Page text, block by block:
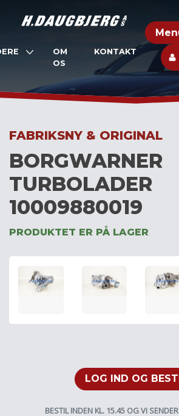
OM
OS
KONTAKT
FABRIKSNY & ORIGINAL
BORGWARNER
TURBOLADER
10009880019
PRODUKTET ER PÅ LAGER
LOG IND OG
BESTIL INDEN KL. 15.45 OG VI